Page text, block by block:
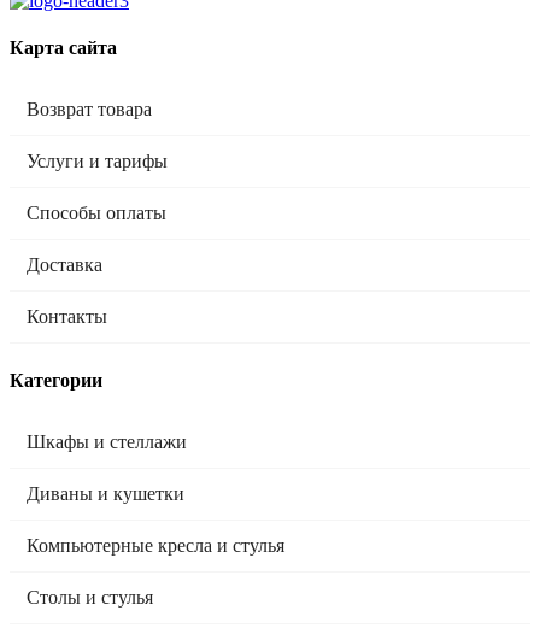
Карта сайта
Возврат товара
Услуги и тарифы
Способы оплаты
Доставка
Контакты
Категории
Шкафы и стеллажи
Диваны и кушетки
Компьютерные кресла и стулья
Столы и стулья